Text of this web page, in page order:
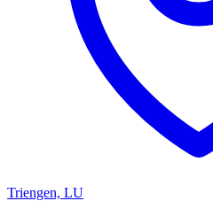
Triengen, LU